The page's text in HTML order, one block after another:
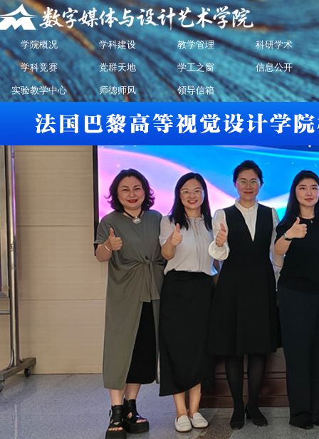
学院概况 学科建设 教学管理 科研学术
学科竞赛 党群天地 学工之窗 信息公开
实验教学中心 师德师风 领导信箱